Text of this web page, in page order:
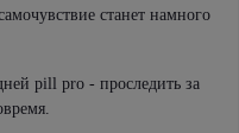
станет намного
pill pro - проследить за